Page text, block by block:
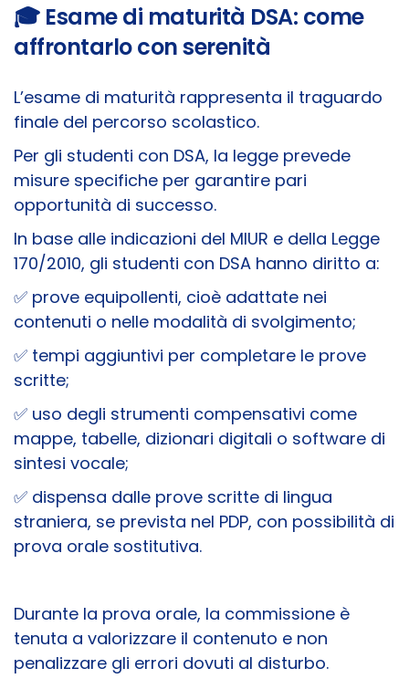
🎓 Esame di maturità DSA: come
affrontarlo con serenità
L’esame di maturità rappresenta il traguardo
finale del percorso scolastico.
Per gli studenti con DSA, la legge prevede
misure specifiche per garantire pari
opportunità di successo.
In base alle indicazioni del MIUR e della Legge
170/2010, gli studenti con DSA hanno diritto a:
✅ prove equipollenti, cioè adattate nei
contenuti o nelle modalità di svolgimento;
✅ tempi aggiuntivi per completare le prove
scritte;
✅ uso degli strumenti compensativi come
mappe, tabelle, dizionari digitali o software di
sintesi vocale;
✅ dispensa dalle prove scritte di lingua
straniera, se prevista nel PDP, con possibilità di
prova orale sostitutiva.
Durante la prova orale, la commissione è
tenuta a valorizzare il contenuto e non
penalizzare gli errori dovuti al disturbo.